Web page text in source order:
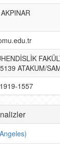
ATAKUM/
1557